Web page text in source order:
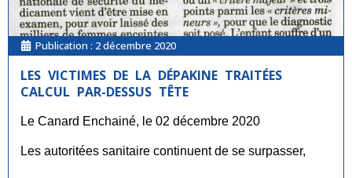
Publication : 2 décembre 2020
LES VICTIMES DE LA DÉPAKINE TRAITÉES
CALCUL PAR-DESSUS TÊTE
Le Canard Enchainé, le 02 décembre 2020
Les autoritées sanitaire continuent de se surpasser,